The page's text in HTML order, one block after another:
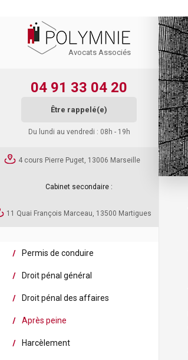
Avocats Associés
04 91 33 04 20
Être rappelé(e)
Du lundi au vendredi : 08h - 19h
4 cours Pierre Puget, 13006 Marseille
Cabinet secondaire :
11 Quai François Marceau, 13500 Martigues
Permis de conduire
Droit pénal général
Droit pénal des affaires
Après peine
Harcèlement